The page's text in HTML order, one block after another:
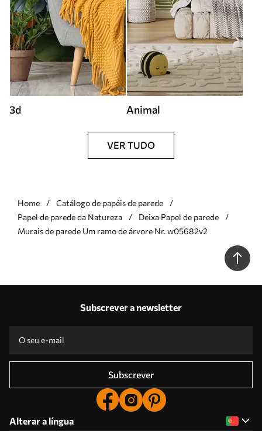
3d Animal
VER TUDO
Home
Catálogo de papéis de parede
Papel de parede da Natureza
Deixa Papel de parede
Murais de parede Um ramo de árvore Nr. w05682v2
Subscrever a newsletter
Subscrever
Alterar a língua